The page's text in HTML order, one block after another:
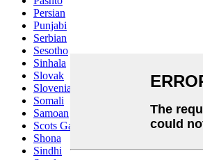
Persian
Punjabi
Serbian
Sesotho
Sinhala
Slovak
Slovenian
Somali
Samoan
Scots Gaelic
Shona
Sindhi